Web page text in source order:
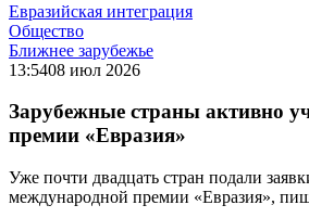
Евразийская интеграция
Общество
Ближнее зарубежье
13:5408 июл 2026
Зарубежные страны активно
премии «Евразия»
Уже почти двадцать стран подали
международной премии «Евразия»,